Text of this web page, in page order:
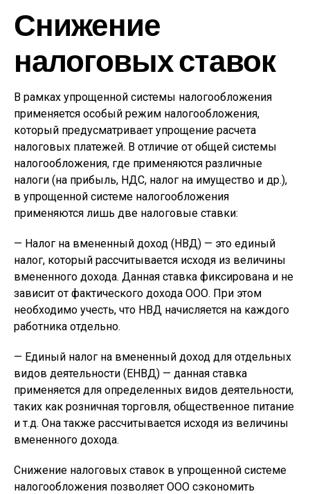
Снижение
налоговых ставок
В рамках упрощенной системы налогообложения
применяется особый режим налогообложения,
который предусматривает упрощение расчета
налоговых платежей. В отличие от общей системы
налогообложения, где применяются различные
налоги (на прибыль, НДС, налог на имущество и др.),
в упрощенной системе налогообложения
применяются лишь две налоговые ставки:
— Налог на вмененный доход (НВД) — это единый
налог, который рассчитывается исходя из величины
вмененного дохода. Данная ставка фиксирована и не
зависит от фактического дохода ООО. При этом
необходимо учесть, что НВД начисляется на каждого
работника отдельно.
— Единый налог на вмененный доход для отдельных
видов деятельности (ЕНВД) — данная ставка
применяется для определенных видов деятельности,
таких как розничная торговля, общественное питание
и т.д. Она также рассчитывается исходя из величины
вмененного дохода.
Снижение налоговых ставок в упрощенной системе
налогообложения позволяет ООО сэкономить